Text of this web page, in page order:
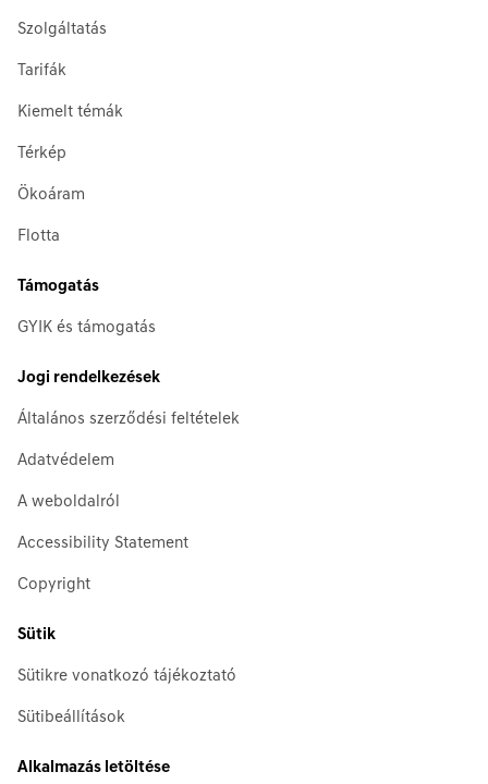
Szolgáltatás
Tarifák
Kiemelt témák
Térkép
Ökoáram
Flotta
Támogatás
GYIK és támogatás
Jogi rendelkezések
Általános szerződési feltételek
Adatvédelem
A weboldalról
Accessibility Statement
Copyright
Sütik
Sütikre vonatkozó tájékoztató
Sütibeállítások
Alkalmazás letöltése